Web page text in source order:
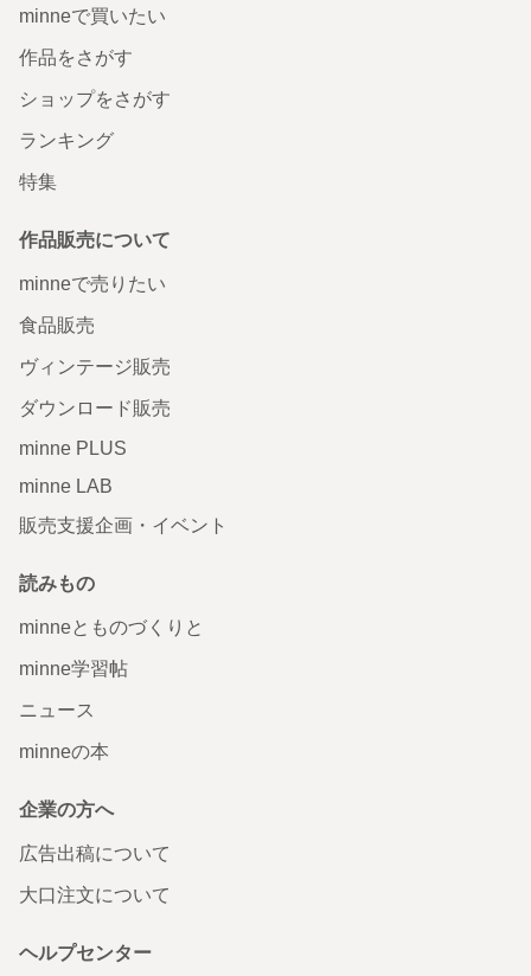
minneで買いたい
作品をさがす
ショップをさがす
ランキング
特集
作品販売について
minneで売りたい
食品販売
ヴィンテージ販売
ダウンロード販売
minne PLUS
minne LAB
販売支援企画・イベント
読みもの
minneとものづくりと
minne学習帖
ニュース
minneの本
企業の方へ
広告出稿について
大口注文について
ヘルプセンター